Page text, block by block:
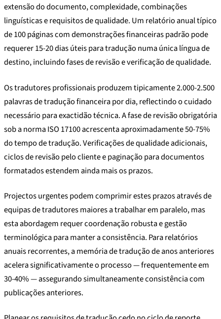
extensão do documento, complexidade, combinações
linguísticas e requisitos de qualidade. Um relatório anual típico
de 100 páginas com demonstrações financeiras padrão pode
requerer 15-20 dias úteis para tradução numa única língua de
destino, incluindo fases de revisão e verificação de qualidade.
Os tradutores profissionais produzem tipicamente 2.000-2.500
palavras de tradução financeira por dia, reflectindo o cuidado
necessário para exactidão técnica. A fase de revisão obrigatória
sob a norma ISO 17100 acrescenta aproximadamente 50-75%
do tempo de tradução. Verificações de qualidade adicionais,
ciclos de revisão pelo cliente e paginação para documentos
formatados estendem ainda mais os prazos.
Projectos urgentes podem comprimir estes prazos através de
equipas de tradutores maiores a trabalhar em paralelo, mas
esta abordagem requer coordenação robusta e gestão
terminológica para manter a consistência. Para relatórios
anuais recorrentes, a memória de tradução de anos anteriores
acelera significativamente o processo — frequentemente em
30-40% — assegurando simultaneamente consistência com
publicações anteriores.